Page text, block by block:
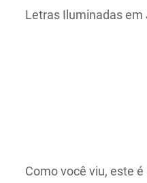
Letras Iluminadas em
Como você viu, este